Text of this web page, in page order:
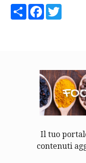
ShareFacebook
Il tuo
contenuti